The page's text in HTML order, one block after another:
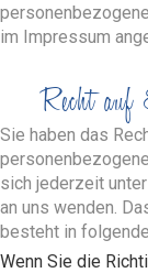
im Impressum
Recht auf
Sie haben das
sich jederzeit
an uns wenden.
besteht in
Wenn Sie die